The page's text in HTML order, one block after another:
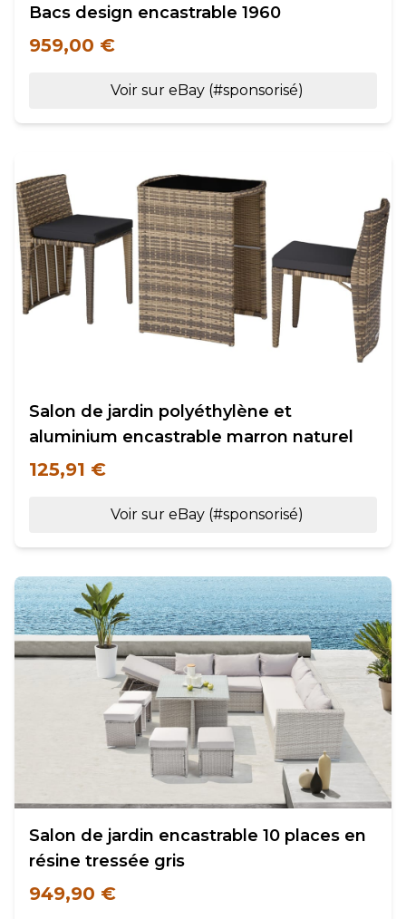
Bacs design encastrable 1960
959,00 €
Voir sur eBay (#sponsorisé)
Salon de jardin polyéthylène et
aluminium encastrable marron naturel
125,91 €
Voir sur eBay (#sponsorisé)
Salon de jardin encastrable 10 places en
résine tressée gris
949,90 €